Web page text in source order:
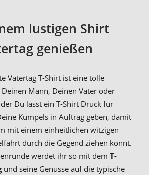
lustigen Shirt
genießen
Vatertag T-Shirt ist eine tolle
Mann, Deinen Vater oder
Du lässt ein T-Shirt Druck für
Kumpels in Auftrag geben, damit
mit einem einheitlichen witzigen
durch die Gegend ziehen könnt.
werdet ihr so mit dem T-
und seine Genüsse auf die typische